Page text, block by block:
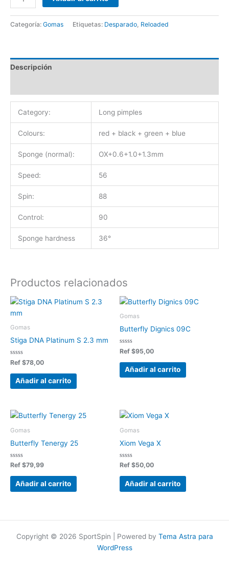
Categoría: Gomas Etiquetas: Desparado Reloaded
Descripción
Category: Long pimples
Colours: red + black + green + blue
Sponge (normal): OX+0.6+1.0+1.3mm
Speed: 56
Spin: 88
Control: 90
Sponge hardness 36°
Productos relacionados
Gomas
Stiga DNA Platinum S 2.3 mm
Valorado
en
0
Ref $78,00
Añadir al carrito
Gomas
Butterfly Dignics 09C
Valorado
en
0
Ref $95,00
Añadir al carrito
Gomas
Butterfly Tenergy 25
Valorado
0
Ref $79,99
Añadir al carrito
Gomas
Xiom Vega X
Valorado
0
Ref $50,00
Añadir al carrito
Copyright © 2026 SportSpin | Powered by Tema Astra para
WordPress